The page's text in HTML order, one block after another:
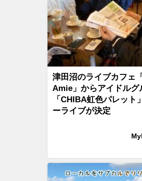
津田沼のライブカフェ
Amie」からアイドルグ
「CHIBA虹色パレット
ーライブが決定